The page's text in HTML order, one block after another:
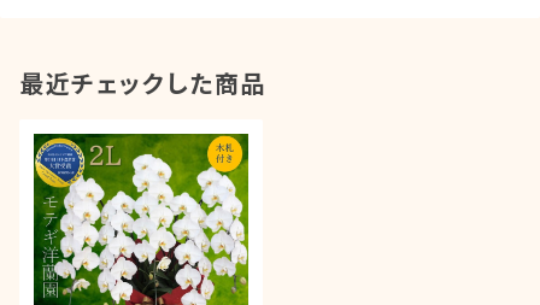
最近チェックした商品